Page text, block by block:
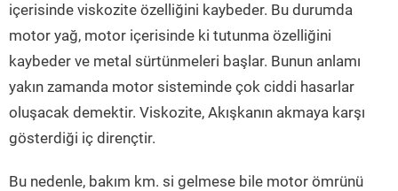
içerisinde viskozite özelliğini kaybeder. Bu durumda
motor yağ, motor içerisinde ki tutunma özelliğini
kaybeder ve metal sürtünmeleri başlar. Bunun anlamı
yakın zamanda motor sisteminde çok ciddi hasarlar
oluşacak demektir. Viskozite, Akışkanın akmaya karşı
gösterdiği iç dirençtir.
Bu nedenle, bakım km. si gelmese bile motor ömrünü